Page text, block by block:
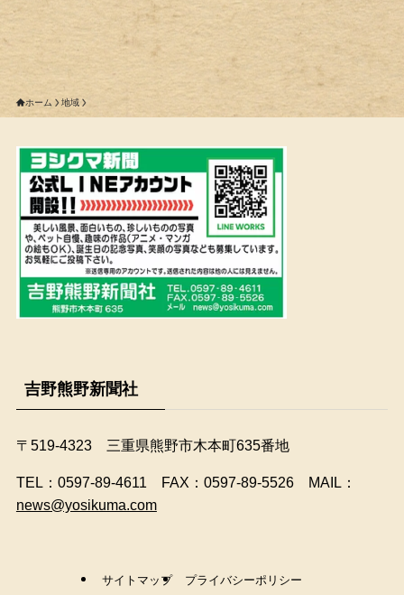
ホーム 地域
吉野熊野新聞社
〒519-4323 三重県熊野市木本町635番地
​TEL：0597-89-4611 FAX：0597-89-5526 MAIL：
news@yosikuma.com
サイトマップ プライバシーポリシー